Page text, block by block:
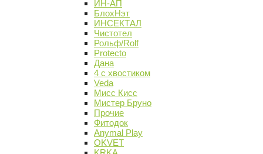
ИН-АП
БлохНэт
ИНСЕКТАЛ
Чистотел
Рольф/Rolf
Protecto
Дана
4 с хвостиком
Veda
Мисс Кисс
Мистер Бруно
Прочие
Фитодок
Anymal Play
OKVET